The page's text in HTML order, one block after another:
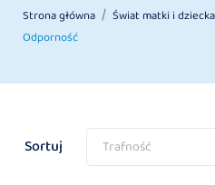
Strona główna Świat matki i dziecka
Odporność
Sortuj Trafność